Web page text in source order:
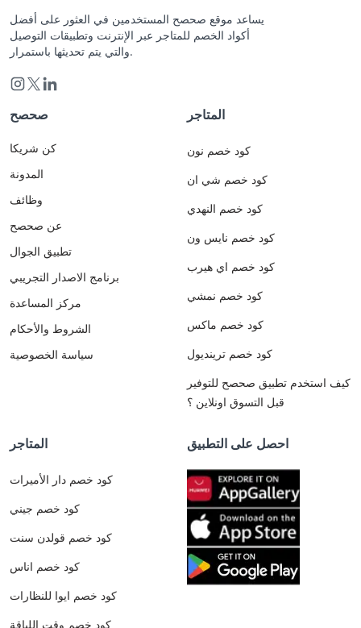
يساعد موقع صحصح المستخدمين في العثور على أفضل
أكواد الخصم للمتاجر عبر الإنترنت وتطبيقات التوصيل
والتي يتم تحديثها باستمرار.
صحصح
كن شريكا
المدونة
وظائف
عن صحصح
تطبيق الجوال
برنامج الاصدار التجريبي
مركز المساعدة
الشروط والأحكام
سياسة الخصوصية
المتاجر
كود خصم نون
كود خصم شي ان
كود خصم النهدي
كود خصم نايس ون
كود خصم اي هيرب
كود خصم نمشي
كود خصم ماكس
كود خصم ترينديول
كيف استخدم تطبيق صحصح للتوفير
قبل التسوق اونلاين ؟
المتاجر
كود خصم دار الأميرات
كود خصم جيني
كود خصم قولدن سنت
كود خصم اناس
كود خصم ايوا للنظارات
كود خصم وقت اللياقة
احصل على التطبيق